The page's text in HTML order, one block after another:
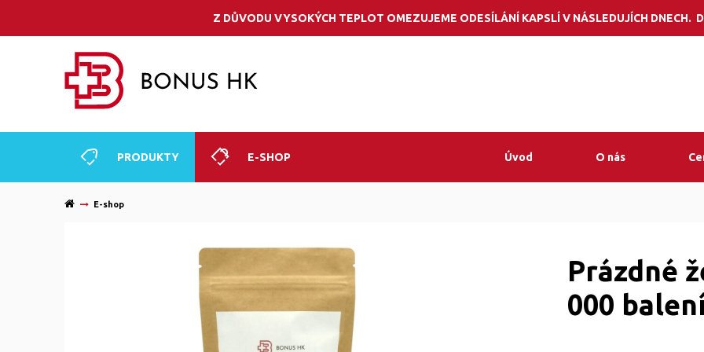
Z DŮVODU VYSOKÝCH TEPLOT OMEZUJEME ODESÍLÁNÍ KAPSLÍ V NÁSLEDUJÍCH DNECH.
Potřebujete
PRODUKTY E-SHOP Úvod O nás
E-shop
Prázdné
000